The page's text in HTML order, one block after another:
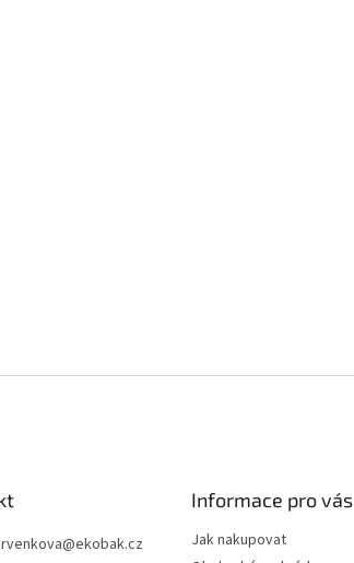
@ekobak.cz
Informace pro vás
Jak nakupovat